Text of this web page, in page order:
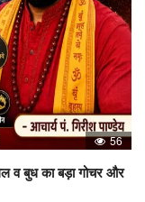
56
व बुध का बड़ा गोचर और